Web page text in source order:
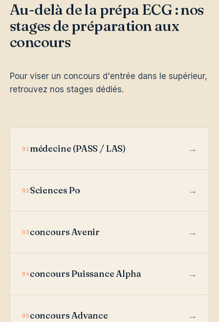
Au-delà de la prépa ECG : nos
stages de préparation aux
concours
Pour viser un concours d'entrée dans le supérieur,
retrouvez nos stages dédiés.
01 médecine (PASS / LAS)
02 Sciences Po
03 concours Avenir
04 concours Puissance Alpha
05 concours Advance